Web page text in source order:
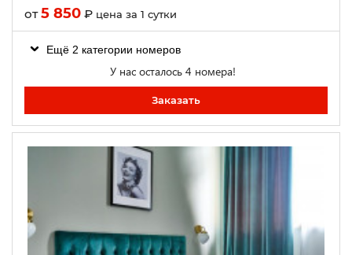
от5 850 ₽ цена за 1 сутки
Ещё 2 категории номеров
У нас осталось 4 номера!
Заказать